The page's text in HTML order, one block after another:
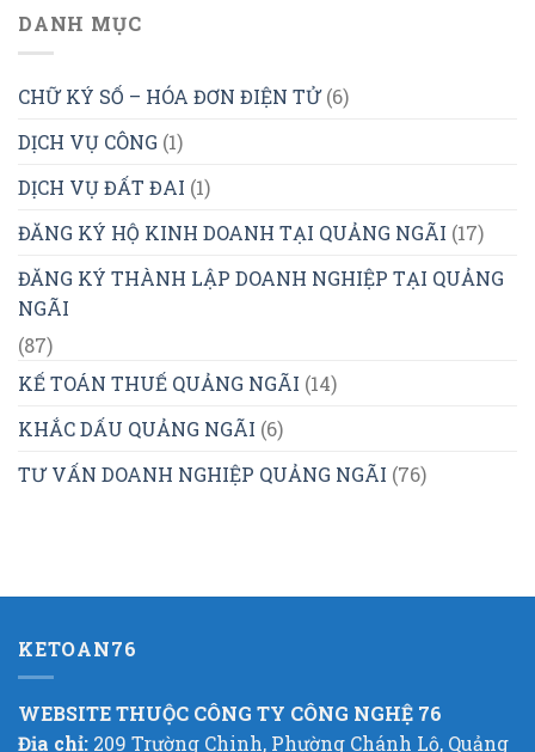
DANH MỤC
CHỮ KÝ SỐ – HÓA ĐƠN ĐIỆN TỬ(6)
DỊCH VỤ CÔNG (1)
DỊCH VỤ ĐẤT ĐAI (1)
ĐĂNG KÝ HỘ KINH DOANH TẠI QUẢNG NGÃI (17)
ĐĂNG KÝ THÀNH LẬP DOANH NGHIỆP TẠI QUẢNG
NGÃI
(87)
KẾ TOÁN THUẾ QUẢNG NGÃI (14)
KHẮC DẤU QUẢNG NGÃI (6)
TƯ VẤN DOANH NGHIỆP QUẢNG NGÃI (76)
KETOAN76
WEBSITE THUỘC CÔNG TY CÔNG NGHỆ 76
Địa chỉ: 209 Trường Chinh, Phường Chánh Lộ, Quảng